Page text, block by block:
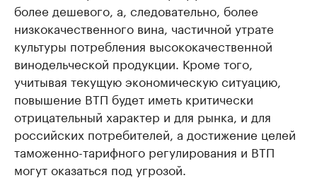
более дешевого, а, следовательно, более
низкокачественного вина, частичной утрате
культуры потребления высококачественной
винодельческой продукции. Кроме того,
учитывая текущую экономическую ситуацию,
повышение ВТП будет иметь критически
отрицательный характер и для рынка, и для
российских потребителей, а достижение целей
таможенно-тарифного регулирования и ВТП
могут оказаться под угрозой.